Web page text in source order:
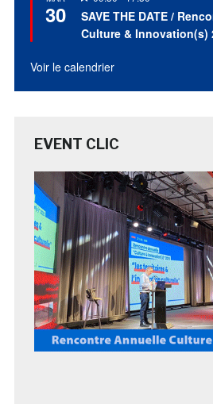
30
en
avant
SAVE THE DATE /
Culture & Innovation(s)
Voir le calendrier
EVENT CLIC